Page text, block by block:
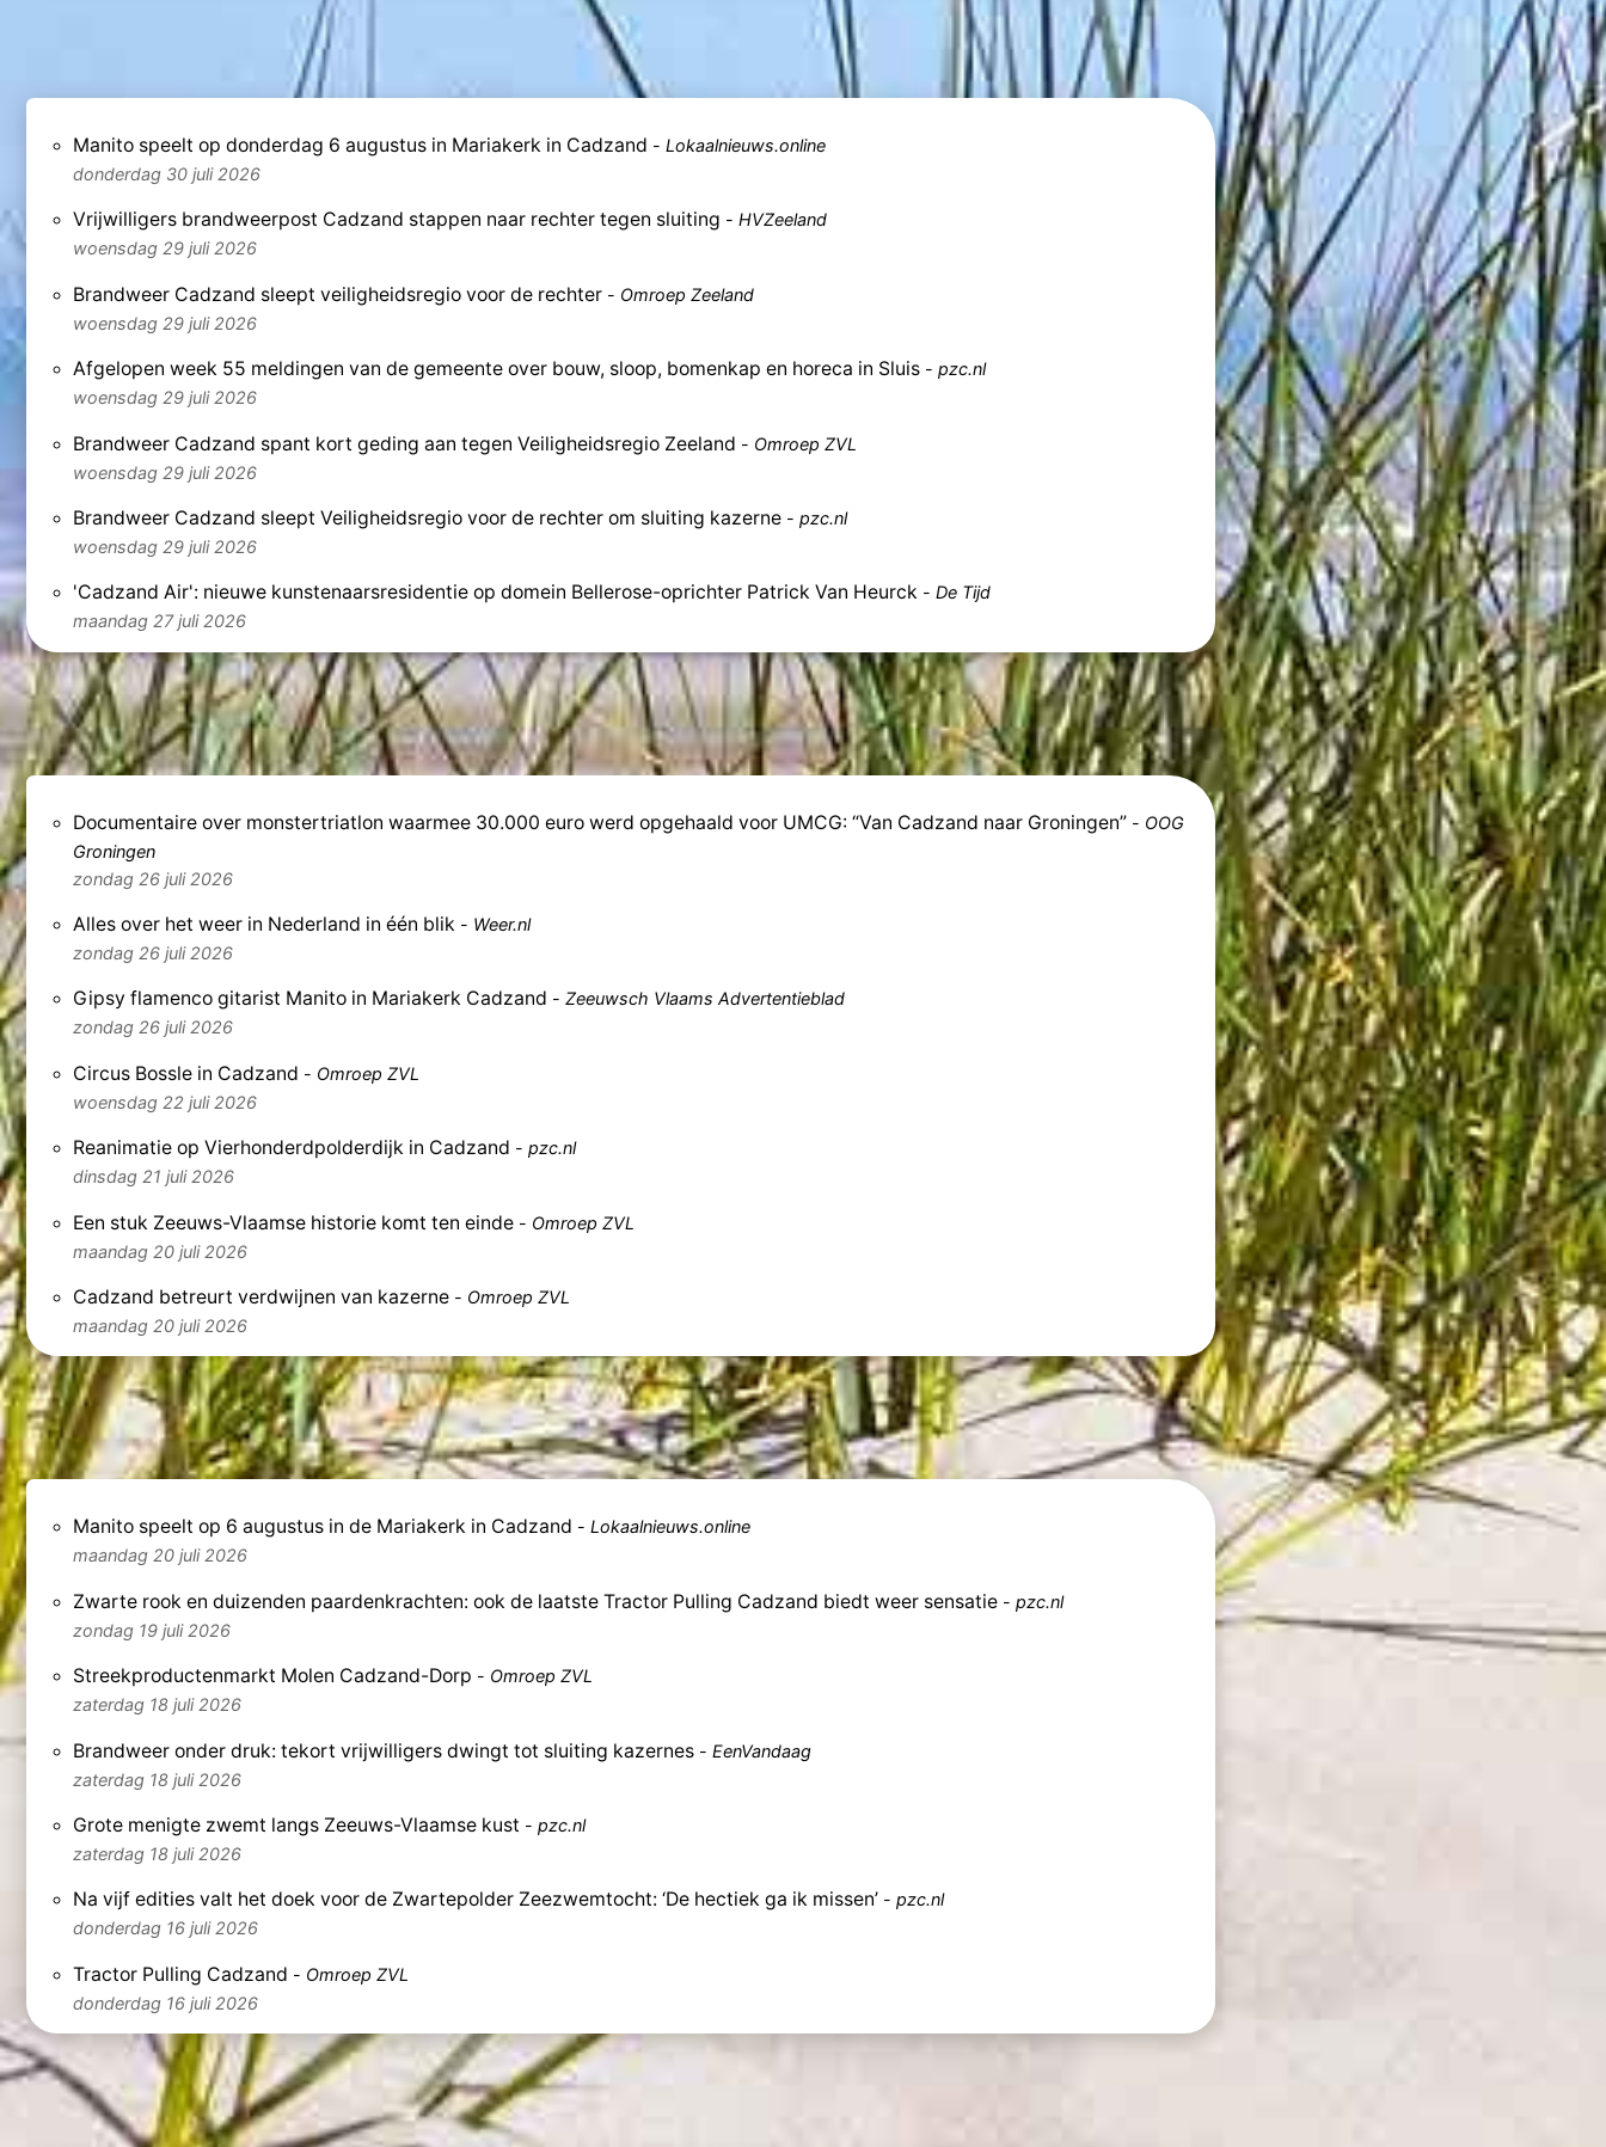
Manito speelt op donderdag 6 augustus in Mariakerk in Cadzand - Lokaalnieuws.online
donderdag 30 juli 2026
Vrijwilligers brandweerpost Cadzand stappen naar rechter tegen sluiting - HVZeeland
woensdag 29 juli 2026
Brandweer Cadzand sleept veiligheidsregio voor de rechter- Omroep Zeeland
woensdag 29 juli 2026
Afgelopen week 55 meldingen van de gemeente over bouw, sloop, bomenkap en horeca in Sluis- pzc.nl
woensdag 29 juli 2026
Brandweer Cadzand spant kort geding aan tegen Veiligheidsregio Zeeland - Omroep ZVL
woensdag 29 juli 2026
Brandweer Cadzand sleept Veiligheidsregio voor de rechter om sluiting kazerne- pzc.nl
woensdag 29 juli 2026
'Cadzand Air': nieuwe kunstenaarsresidentie op domein Bellerose-oprichter Patrick Van Heurck - De Tijd
maandag 27 juli 2026
Documentaire over monstertriatlon waarmee 30.000 euro werd opgehaald voor UMCG: “Van Cadzand naar Groningen”- OOG
Groningen
zondag 26 juli 2026
Alles over het weer in Nederland in één blik - Weer.nl
zondag 26 juli 2026
Gipsy flamenco gitarist Manito in Mariakerk Cadzand - Zeeuwsch Vlaams Advertentieblad
zondag 26 juli 2026
Circus Bossle in Cadzand - Omroep ZVL
woensdag 22 juli 2026
Reanimatie op Vierhonderdpolderdijk in Cadzand - pzc.nl
dinsdag 21 juli 2026
Een stuk Zeeuws-Vlaamse historie komt ten einde- Omroep ZVL
maandag 20 juli 2026
Cadzand betreurt verdwijnen van kazerne- Omroep ZVL
maandag 20 juli 2026
Manito speelt op 6 augustus in de Mariakerk in Cadzand - Lokaalnieuws.online
maandag 20 juli 2026
Zwarte rook en duizenden paardenkrachten: ook de laatste Tractor Pulling Cadzand biedt weer sensatie- pzc.nl
zondag 19 juli 2026
Streekproductenmarkt Molen Cadzand-Dorp - Omroep ZVL
zaterdag 18 juli 2026
Brandweer onder druk: tekort vrijwilligers dwingt tot sluiting kazernes- EenVandaag
zaterdag 18 juli 2026
Grote menigte zwemt langs Zeeuws-Vlaamse kust - pzc.nl
zaterdag 18 juli 2026
Na vijf edities valt het doek voor de Zwartepolder Zeezwemtocht: ‘De hectiek ga ik missen’- pzc.nl
donderdag 16 juli 2026
Tractor Pulling Cadzand - Omroep ZVL
donderdag 16 juli 2026